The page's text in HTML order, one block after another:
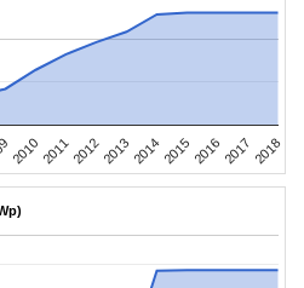
20102011201220132014201520162017 2018